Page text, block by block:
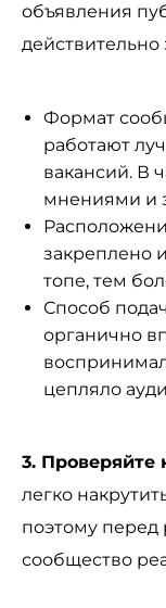
объявления
Формат
работают
вакансий. В
мнениями и
закреплено
топе, тем
Способ
органично
цепляло
3. Проверяйте
легко
поэтому перед
сообщество